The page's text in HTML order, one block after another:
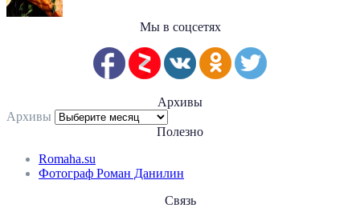
Мы в соцсетях
Архивы
Архивы
Полезно
Romaha.su
Фотограф Роман Данилин
Связь